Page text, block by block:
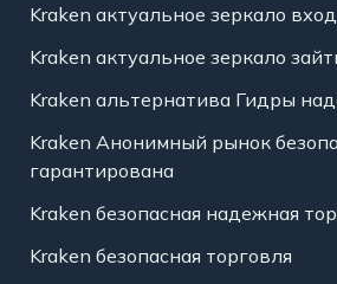
Kraken актуальное зеркало
Kraken актуальное зеркало
Kraken альтернатива Гидры
Kraken Анонимный рынок
гарантирована
Kraken безопасная надежная
Kraken безопасная торговля